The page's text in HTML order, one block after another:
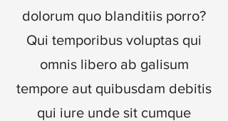
dolorum quo blanditiis porro?
Qui temporibus voluptas qui
omnis libero ab galisum
tempore aut quibusdam debitis
qui iure unde sit cumque